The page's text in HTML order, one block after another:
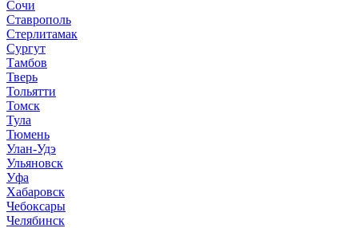
Сочи
Ставрополь
Стерлитамак
Сургут
Тамбов
Тверь
Тольятти
Томск
Тула
Тюмень
Улан-Удэ
Ульяновск
Уфа
Хабаровск
Чебоксары
Челябинск